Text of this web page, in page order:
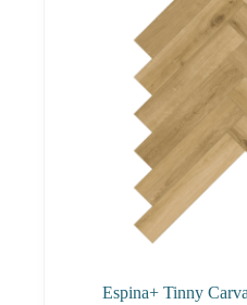
Espina+ Tinny